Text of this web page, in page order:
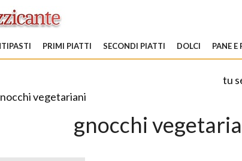
PRIMI PIATTI SECONDI PIATTI DOLCI PANE E
tu
vegetariani
gnocchi